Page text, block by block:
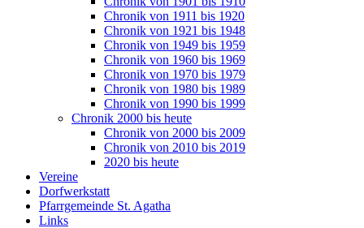
Chronik von 1911 bis 1920
Chronik von 1921 bis 1948
Chronik von 1949 bis 1959
Chronik von 1960 bis 1969
Chronik von 1970 bis 1979
Chronik von 1980 bis 1989
Chronik von 1990 bis 1999
Chronik 2000 bis heute
Chronik von 2000 bis 2009
Chronik von 2010 bis 2019
2020 bis heute
Vereine
Dorfwerkstatt
Pfarrgemeinde St. Agatha
Links